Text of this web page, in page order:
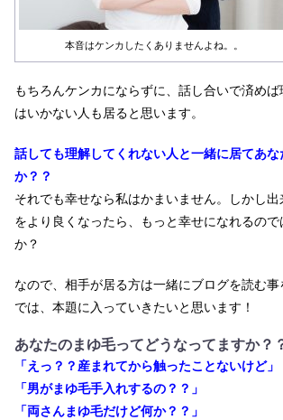
本音はケンカしたくありませんよね。。
もちろんケンカにならずに、話し合いで済めば
はいかない人も居ると思います。
話しても理解してくれない人と一緒に居てあ
か？？
それでも幸せなら私はかまいません。しかし
をより良くなったら、もっと幸せになれるので
か？
なので、相手が居る方は一緒にブログを読む事
では、本題に入っていきたいと思います！
あなたのまゆ毛ってどうなってますか？
「えっ？？産まれてから触ったことないけど」
「男がまゆ毛手入れするの？？」
「両さんまゆ毛だけど何か？？」